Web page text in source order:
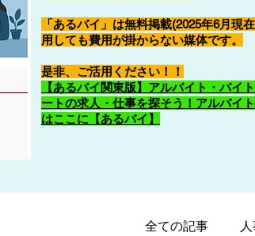
「あるバイ」は無料掲載(2025年6月現
用しても費用が掛からない媒体です。
​是非、ご活用ください！！
【あるバイ関東版】アルバイト・バイ
ートの求人・仕事を探そう！アルバイ
はここに【あるバイ】
全ての記事